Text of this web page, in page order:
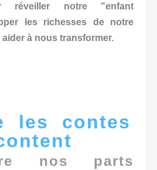
réveiller notre "enfant
les richesses de notre
à nous transformer.
nos parts